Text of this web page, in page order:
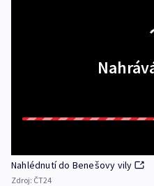
Nahlédnutí do Benešovy vily
Zdroj: ČT24